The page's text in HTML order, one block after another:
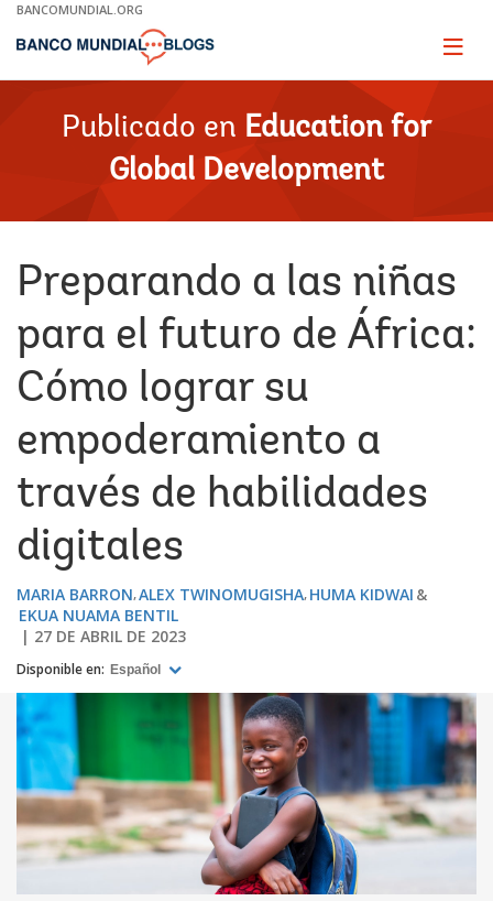
Skip
Main
BANCOMUNDIAL.ORG
Page
Publicado en Education for
Global Development
Preparando a las niñas
para el futuro de África:
Cómo lograr su
empoderamiento a
través de habilidades
digitales
MARIA BARRON ALEX TWINOMUGISHA HUMA KIDWAI
EKUA NUAMA BENTIL
27 DE ABRIL DE 2023
Disponible en: Español